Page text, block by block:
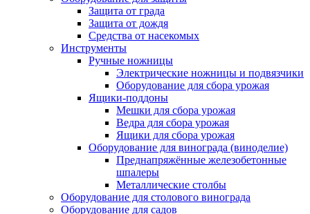
Защита от града
Защита от дождя
Средства от насекомых
Инструменты
Ручные ножницы
Электрические ножницы и подвязчики
Оборудование для сбора урожая
Ящики-поддоны
Мешки для сбора урожая
Ведра для сбора урожая
Ящики для сбора урожая
Оборудование для винограда (виноделие)
Преднапряжённые железобетонные
шпалеры
Металлические столбы
Оборудование для столового винограда
Оборудование для садов